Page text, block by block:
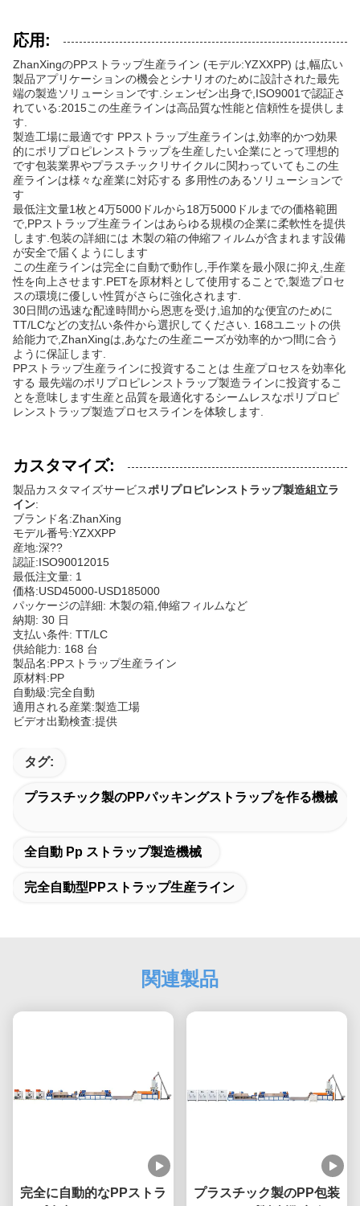
応用:
ZhanXingのPPストラップ生産ライン (モデル:YZXXPP) は,幅広い
製品アプリケーションの機会とシナリオのために設計された最先
端の製造ソリューションです.シェンゼン出身で,ISO9001で認証さ
れている:2015この生産ラインは高品質な性能と信頼性を提供しま
す.
製造工場に最適です PPストラップ生産ラインは,効率的かつ効果
的にポリプロピレンストラップを生産したい企業にとって理想的
です包装業界やプラスチックリサイクルに関わっていてもこの生
産ラインは様々な産業に対応する 多用性のあるソリューションで
す
最低注文量1枚と4万5000ドルから18万5000ドルまでの価格範囲
で,PPストラップ生産ラインはあらゆる規模の企業に柔軟性を提供
します.包装の詳細には 木製の箱の伸縮フィルムが含まれます設備
が安全で届くようにします
この生産ラインは完全に自動で動作し,手作業を最小限に抑え,生産
性を向上させます.PETを原材料として使用することで,製造プロセ
スの環境に優しい性質がさらに強化されます.
30日間の迅速な配達時間から恩恵を受け,追加的な便宜のために
TT/LCなどの支払い条件から選択してください. 168ユニットの供
給能力で,ZhanXingは,あなたの生産ニーズが効率的かつ間に合う
ように保証します.
PPストラップ生産ラインに投資することは 生産プロセスを効率化
する 最先端のポリプロピレンストラップ製造ラインに投資するこ
とを意味します生産と品質を最適化するシームレスなポリプロピ
レンストラップ製造プロセスラインを体験します.
カスタマイズ:
製品カスタマイズサービスポリプロピレンストラップ製造組立ラ
イン:
ブランド名:ZhanXing
モデル番号:YZXXPP
産地:深??
認証:ISO90012015
最低注文量: 1
価格:USD45000-USD185000
パッケージの詳細: 木製の箱,伸縮フィルムなど
納期: 30 日
支払い条件: TT/LC
供給能力: 168 台
製品名:PPストラップ生産ライン
原材料:PP
自動級:完全自動
適用される産業:製造工場
ビデオ出勤検査:提供
タグ:
プラスチック製のPPパッキングストラップを作る機械
全自動 Pp ストラップ製造機械
完全自動型PPストラップ生産ライン
関連製品
完全に自動的なPPストラ
プラスチック製のPP包装